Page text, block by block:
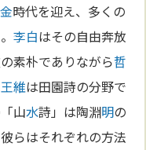
金時代を迎え、多くの
李白はその自由奔放
素朴でありながら哲
王維は田園詩の分野で
山水詩」は陶淵明の
らはそれぞれの方法